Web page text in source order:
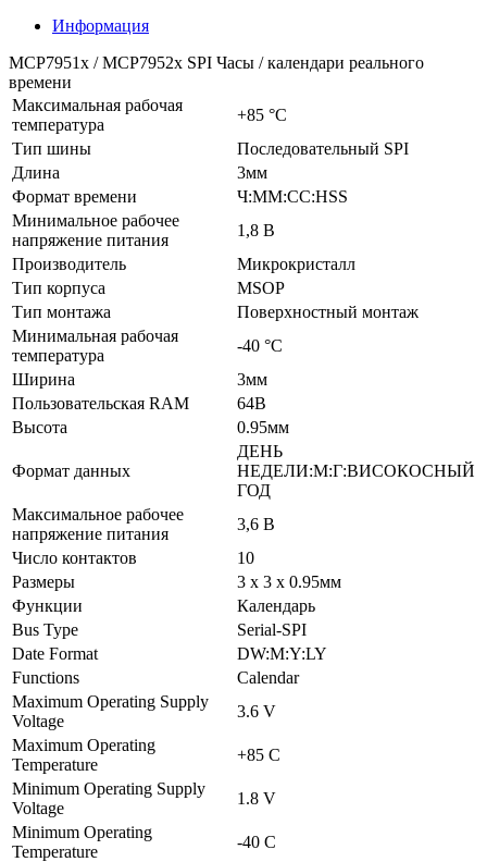
Информация
MCP7951x / MCP7952x SPI Часы / календари реального
времени
Максимальная рабочая
температура
+85 °C
Тип шины
Последовательный SPI
Длина
3мм
Формат времени
Ч:ММ:СС:HSS
Минимальное рабочее
напряжение питания
1,8 В
Производитель
Микрокристалл
Тип корпуса
MSOP
Тип монтажа
Поверхностный монтаж
Минимальная рабочая
температура
-40 °C
Ширина
3мм
Пользовательская RAM
64B
Высота
0.95мм
Формат данных
ДЕНЬ
НЕДЕЛИ:М:Г:ВИСОКОСНЫЙ
ГОД
Максимальное рабочее
напряжение питания
3,6 В
Число контактов
10
Размеры
3 x 3 x 0.95мм
Функции
Календарь
Bus Type
Serial-SPI
Date Format
DW:M:Y:LY
Functions
Calendar
Maximum Operating Supply
Voltage
3.6 V
Maximum Operating
Temperature
+85 C
Minimum Operating Supply
Voltage
1.8 V
Minimum Operating
Temperature
-40 C